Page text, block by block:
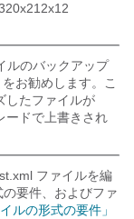
ルのバックアップ
お勧めします。こ
したファイルが
ードで上書きされ
ファイルを編
要件、およびファ
ルの形式の要件」